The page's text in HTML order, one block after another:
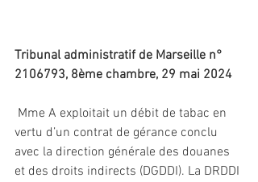
Tribunal administratif de Marseille n°
2106793, 8ème chambre, 29 mai 2024
vertu d’un contrat de gérance conclu
avec la direction générale des douanes
et des droits indirects (DGDDI). La DRDDI